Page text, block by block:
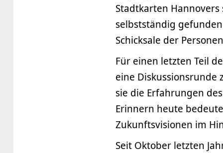
Stadtkarten
selbstständig
Schicksale der
Für einen letzten Teil
eine Diskussionsrunde
sie die Erfahrungen
Erinnern heute
Zukunftsvisionen im
Seit Oktober letzten